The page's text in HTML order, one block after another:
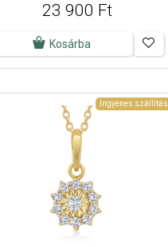
23 900 Ft
Kosárba
Ingyenes szállítás